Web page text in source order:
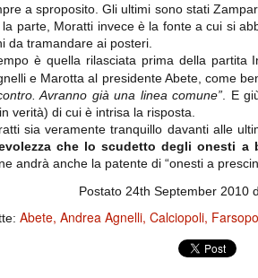
a sproposito. Gli ultimi sono stati
la parte, Moratti invece è la fonte a cui si
da tramandare ai posteri.
è quella rilasciata prima della partita
e Marotta al presidente Abete, come
Avranno già una linea comune” . E
verità) di cui è intrisa la risposta.
sia veramente tranquillo davanti alle
che lo scudetto degli onesti a
andrà anche la patente di “onesti a
Postato 24th September 2010
Abete Andrea Agnelli Calciopoli
già pubblicato un pezzo dedicato pochi
giocatori arrivati.